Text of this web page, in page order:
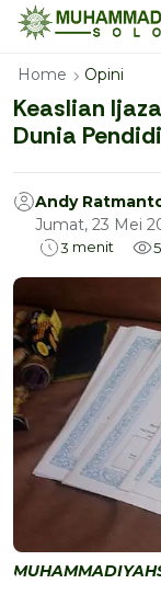
Home Opini
Keaslian
Dunia
Andy
Jumat, 23 Mei
3 menit